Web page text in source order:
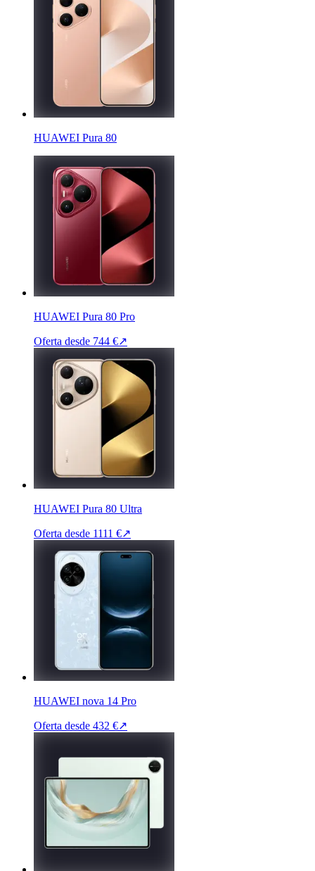
HUAWEI Pura 80
HUAWEI Pura 80 Pro
Oferta desde 744 €↗
HUAWEI Pura 80 Ultra
Oferta desde 1111 €↗
HUAWEI nova 14 Pro
Oferta desde 432 €↗